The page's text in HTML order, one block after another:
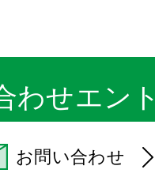
わせエン
お問い合わせ